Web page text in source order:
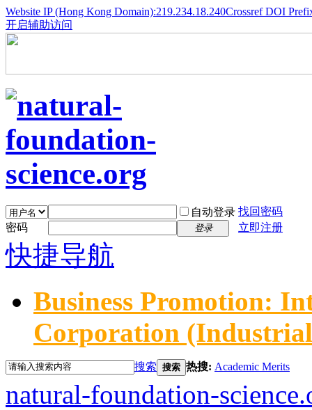
Website IP (Hong Kong Domain):219.234.18.240Crossref DOI
开启辅助访问
自动登录 找回密码
密码
登录 立即注册
快捷导航
Business Promotion:
Corporation
搜索 搜索 热搜: Academic Merits
natural-foundation-